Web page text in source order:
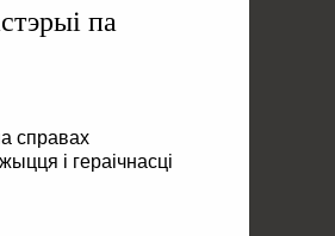
па
справах
і гераічнасці